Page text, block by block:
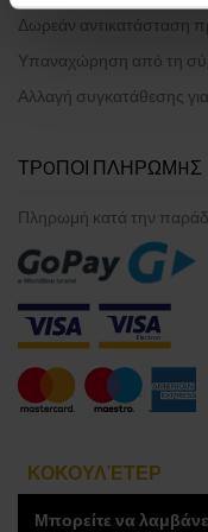
Δωρεάν αντικατάσταση
Υπαναχώρηση από τη
Αλλαγή συγκατάθεσης
ΤΡOΠΟΙ ΠΛΗΡΩΜHΣ
Πληρωμή κατά την
ΚΟΚΟΥΛΈΤΕΡ
Μπορείτε να